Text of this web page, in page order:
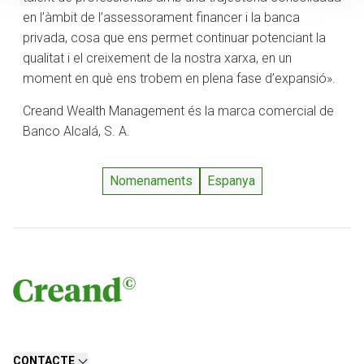
en l’àmbit de l’assessorament financer i la banca
privada, cosa que ens permet continuar potenciant la
qualitat i el creixement de la nostra xarxa, en un
moment en què ens trobem en plena fase d’expansió».
Creand Wealth Management és la marca comercial de
Banco Alcalá, S. A.
Nomenaments Espanya
CONTACTE